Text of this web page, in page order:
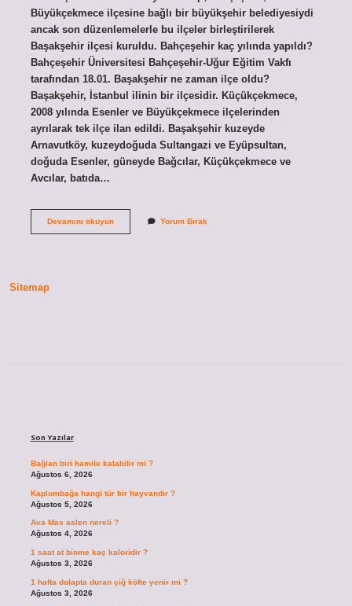
Büyükçekmece ilçesine bağlı bir büyükşehir belediyesiydi
ancak son düzenlemelerle bu ilçeler birleştirilerek
Başakşehir ilçesi kuruldu. Bahçeşehir kaç yılında yapıldı?
Bahçeşehir Üniversitesi Bahçeşehir-Uğur Eğitim Vakfı
tarafından 18.01. Başakşehir ne zaman ilçe oldu?
Başakşehir, İstanbul ilinin bir ilçesidir. Küçükçekmece,
2008 yılında Esenler ve Büyükçekmece ilçelerinden
ayrılarak tek ilçe ilan edildi. Başakşehir kuzeyde
Arnavutköy, kuzeydoğuda Sultangazi ve Eyüpsultan,
doğuda Esenler, güneyde Bağcılar, Küçükçekmece ve
Avcılar, batıda…
Devamını okuyunBahçeşehir Yorum Bırak
Sitemap
Son Yazılar
Bağlan biri hamile kalabilir mi ?
Ağustos 6, 2026
Kaplumbağa hangi tür bir hayvandır ?
Ağustos 5, 2026
Ava Max aslen nereli ?
Ağustos 4, 2026
1 saat at binme kaç kaloridir ?
Ağustos 3, 2026
1 hafta dolapta duran çiğ köfte yenir mi ?
Ağustos 3, 2026